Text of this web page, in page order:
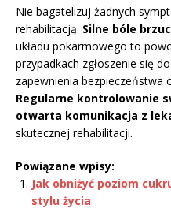
Nie bagatelizuj żadnych
rehabilitacją. Silne bóle
układu pokarmowego to
przypadkach zgłoszenie się
zapewnienia bezpieczeństwa
Regularne kontrolowanie
otwarta komunikacja z
skutecznej rehabilitacji.
Powiązane wpisy:
Jak obniżyć poziom
stylu życia